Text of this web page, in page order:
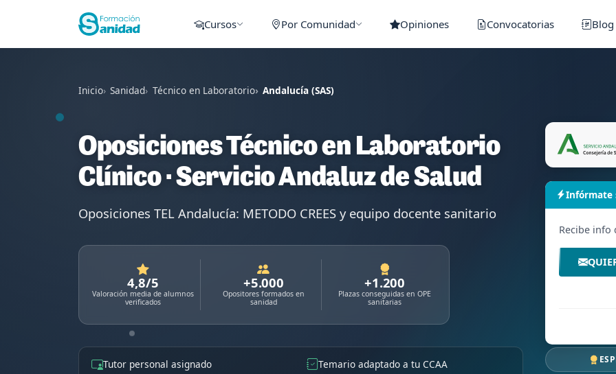
Cursos Por Comunidad Opiniones Convocatorias Blog
Inicio Sanidad Técnico en Laboratorio Andalucía (SAS)
Oposiciones Técnico en Laboratorio
Clínico · Servicio Andaluz de Salud
Oposiciones TEL Andalucía: METODO CREES y equipo docente sanitario
4,8/5
Valoración media de alumnos
verificados
+5.000
Opositores formados en
sanidad
+1.200
Plazas conseguidas en OPE
sanitarias
Tutor personal asignado
Temario adaptado a tu CCAA
Infórmate
Recibe info